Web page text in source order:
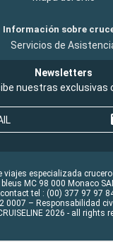
Información sobre
Servicios de
Newsletters
nuestras exclusivas
viajes especializada crucero
MC 98 000 Monaco
contact tel : (00) 377 97 97
0007 – Responsabilidad
2026 - all rights